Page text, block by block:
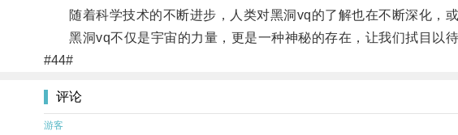
随着科学技术的不断进步，人类对黑洞vq的了解也在不断深化，
黑洞vq不仅是宇宙的力量，更是一种神秘的存在，让我们拭目以待
#44#
评论
游客